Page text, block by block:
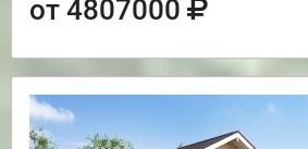
от 4807000